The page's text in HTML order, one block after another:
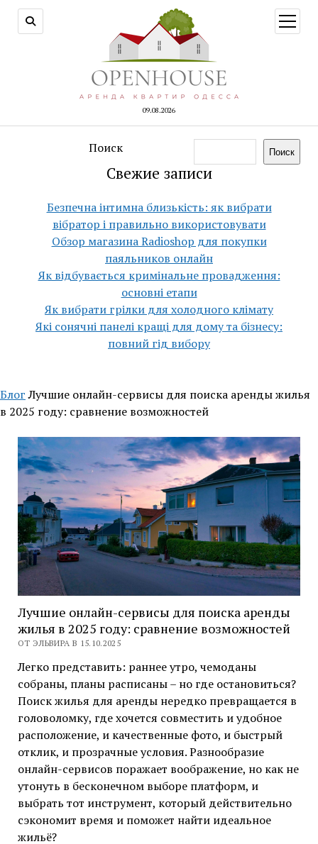
09.08.2026
меню
Поиск Поиск
Свежие записи
Безпечна інтимна близькість: як вибрати
вібратор і правильно використовувати
Обзор магазина Radioshop для покупки
паяльников онлайн
Як відбувається кримінальне провадження:
основні етапи
Як вибрати грілки для холодного клімату
Які сонячні панелі кращі для дому та бізнесу:
повний гід вибору
Блог Лучшие онлайн-сервисы для поиска аренды жилья
в 2025 году: сравнение возможностей
Лучшие онлайн-сервисы для поиска аренды
жилья в 2025 году: сравнение возможностей
ОТ ЭЛЬВИРА В 15.10.2025
Легко представить: раннее утро, чемоданы
собраны, планы расписаны – но где остановиться?
Поиск жилья для аренды нередко превращается в
головоломку, где хочется совместить и удобное
расположение, и качественные фото, и быстрый
отклик, и прозрачные условия. Разнообразие
онлайн-сервисов поражает воображение, но как не
утонуть в бесконечном выборе платформ, и
выбрать тот инструмент, который действительно
сэкономит время и поможет найти идеальное
жильё?